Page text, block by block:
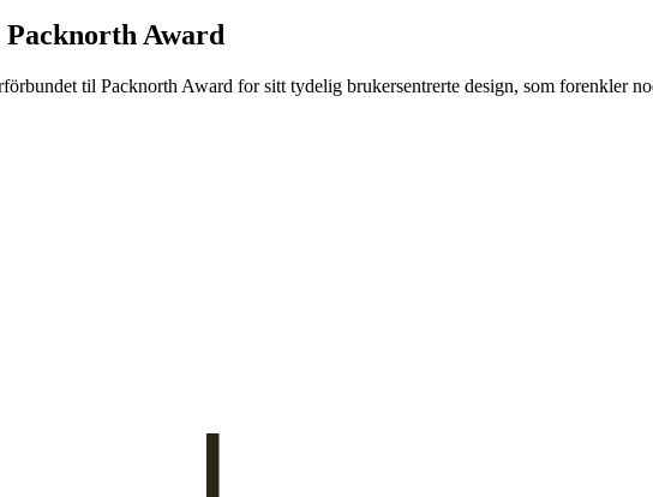
Award
til Packnorth Award for sitt tydelig brukersentrerte design, som forenkler